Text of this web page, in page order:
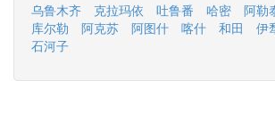
乌鲁木齐
克拉玛依 吐鲁番 哈密 阿勒
库尔勒
阿克苏 阿图什 喀什 和田 伊
石河子